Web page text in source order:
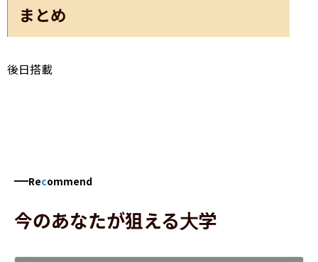
まとめ
後日搭載
Recommend
今のあなたが狙える大学